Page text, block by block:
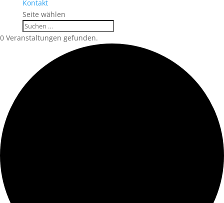
Kontakt
Seite wählen
0 Veranstaltungen gefunden.